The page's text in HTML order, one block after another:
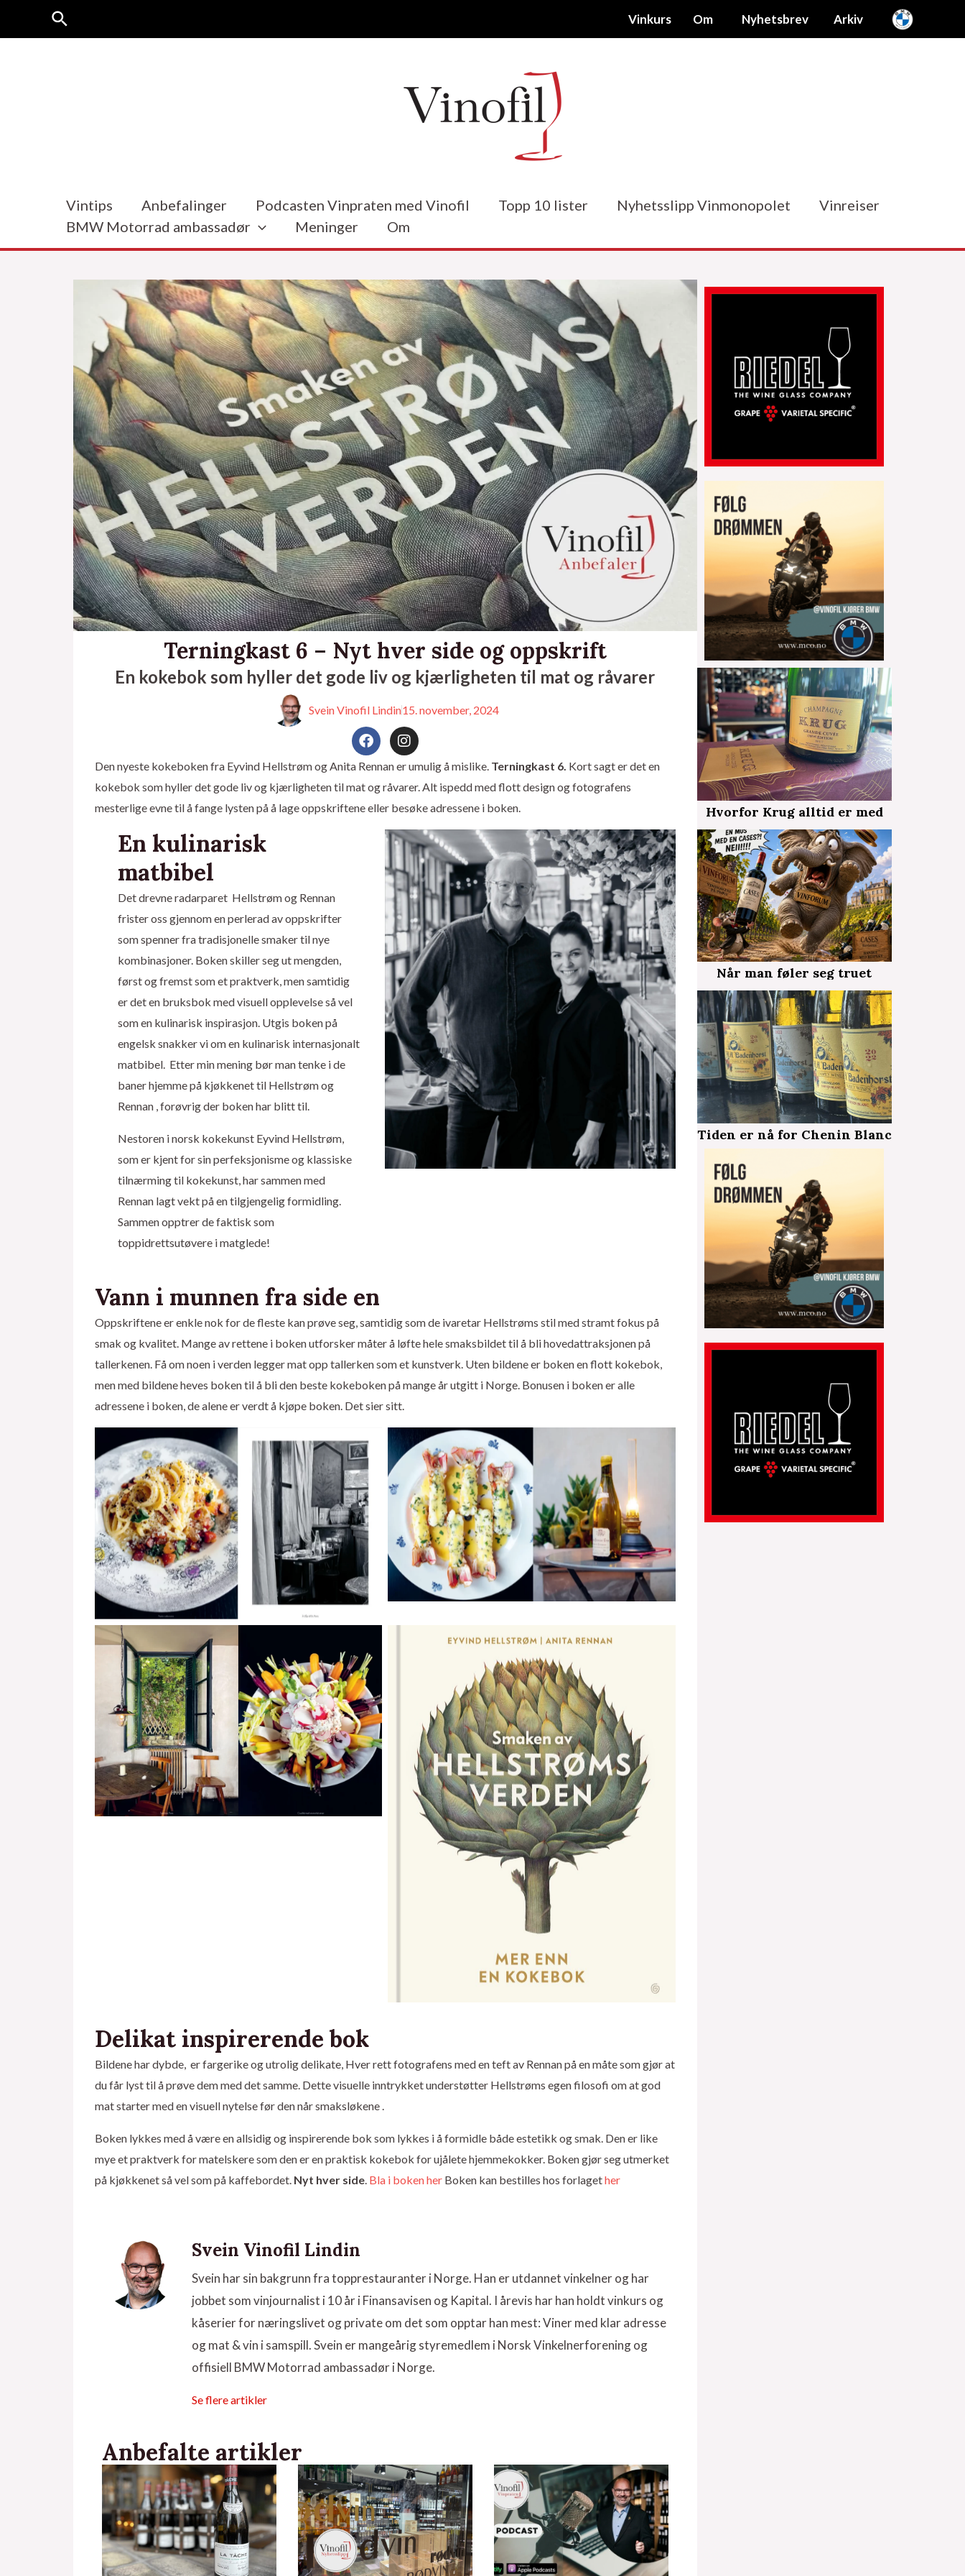
Søk Vinkurs Om Nyhetsbrev Arkiv
Vintips Anbefalinger Podcasten Vinpraten med Vinofil Topp 10 lister Nyhetsslipp Vinmonopolet
Vinreiser
BMW Motorrad ambassadør
Meninger Om
Terningkast 6 – Nyt hver side og oppskrift
En kokebok som hyller det gode liv og kjærligheten til mat og råvarer
Svein Vinofil Lindin15. november, 2024
F
a
c
b
o
I
n
s
a
g
a
m
Den nyeste kokeboken fra Eyvind Hellstrøm og Anita Rennan er umulig å mislike. Terningkast 6. Kort sagt er det en
kokebok som hyller det gode liv og kjærligheten til mat og råvarer. Alt ispedd med flott design og fotografens
mesterlige evne til å fange lysten på å lage oppskriftene eller besøke adressene i boken.
En kulinarisk
matbibel
Det drevne radarparet Hellstrøm og Rennan
frister oss gjennom en perlerad av oppskrifter
som spenner fra tradisjonelle smaker til nye
kombinasjoner. Boken skiller seg ut mengden,
først og fremst som et praktverk, men samtidig
er det en bruksbok med visuell opplevelse så vel
som en kulinarisk inspirasjon. Utgis boken på
engelsk snakker vi om en kulinarisk internasjonalt
matbibel. Etter min mening bør man tenke i de
baner hjemme på kjøkkenet til Hellstrøm og
Rennan , forøvrig der boken har blitt til.
Nestoren i norsk kokekunst Eyvind Hellstrøm,
som er kjent for sin perfeksjonisme og klassiske
tilnærming til kokekunst, har sammen med
Rennan lagt vekt på en tilgjengelig formidling.
Sammen opptrer de faktisk som
toppidrettsutøvere i matglede!
Vann i munnen fra side en
Oppskriftene er enkle nok for de fleste kan prøve seg, samtidig som de ivaretar Hellstrøms stil med stramt fokus på
smak og kvalitet. Mange av rettene i boken utforsker måter å løfte hele smaksbildet til å bli hovedattraksjonen på
tallerkenen. Få om noen i verden legger mat opp tallerken som et kunstverk. Uten bildene er boken en flott kokebok,
men med bildene heves boken til å bli den beste kokeboken på mange år utgitt i Norge. Bonusen i boken er alle
adressene i boken, de alene er verdt å kjøpe boken. Det sier sitt.
Foto: Anita Rennan
Foto: Anita Rennan
No Caption
Foto: Anita Rennan
Delikat inspirerende bok
Bildene har dybde, er fargerike og utrolig delikate, Hver rett fotografens med en teft av Rennan på en måte som gjør at
du får lyst til å prøve dem med det samme. Dette visuelle inntrykket understøtter Hellstrøms egen filosofi om at god
mat starter med en visuell nytelse før den når smaksløkene .
Boken lykkes med å være en allsidig og inspirerende bok som lykkes i å formidle både estetikk og smak. Den er like
mye et praktverk for matelskere som den er en praktisk kokebok for ujålete hjemmekokker. Boken gjør seg utmerket
på kjøkkenet så vel som på kaffebordet. Nyt hver side. Bla i boken her Boken kan bestilles hos forlagether
Svein Vinofil Lindin
Svein har sin bakgrunn fra topprestauranter i Norge. Han er utdannet vinkelner og har
jobbet som vinjournalist i 10 år i Finansavisen og Kapital. I årevis har han holdt vinkurs og
kåserier for næringslivet og private om det som opptar han mest: Viner med klar adresse
og mat & vin i samspill. Svein er mangeårig styremedlem i Norsk Vinkelnerforening og
offisiell BMW Motorrad ambassadør i Norge.
Se flere artikler
Anbefalte artikler
Hvorfor Krug alltid er med
Når man føler seg truet
Tiden er nå for Chenin Blanc